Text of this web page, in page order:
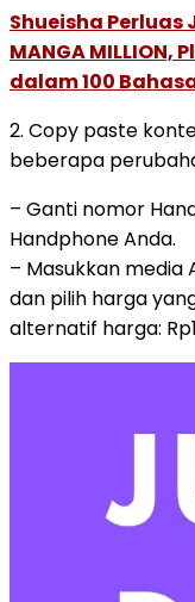
Shueisha
MANGA
dalam 100
2. Copy paste
beberapa
– Ganti nomor
Handphone Anda.
– Masukkan
dan pilih harga
alternatif harga: